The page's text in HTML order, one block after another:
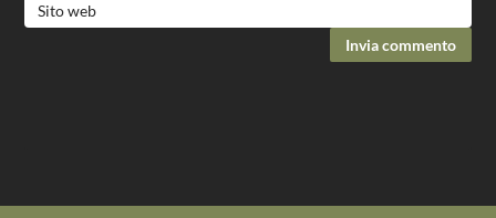
Invia commento